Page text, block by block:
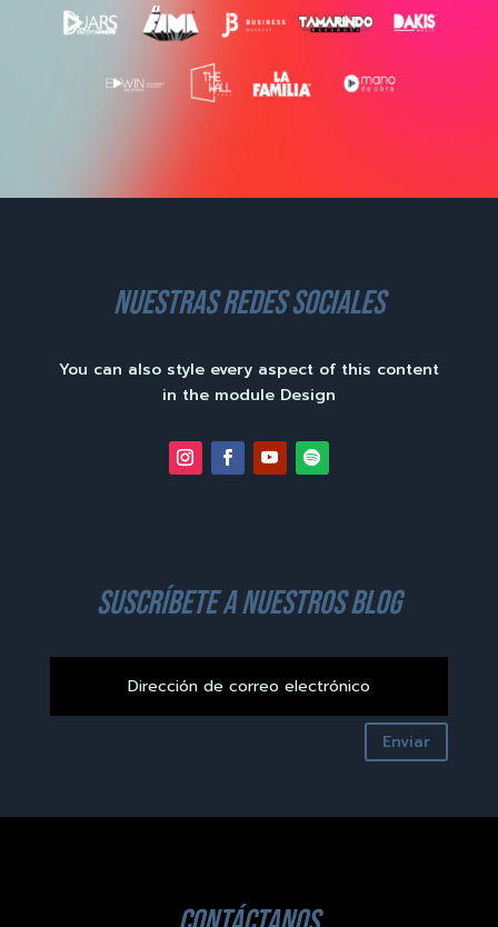
nuestras redes sociales
You can also style every aspect of this content
in the module Design
suscríbete a nuestros blog
Enviar